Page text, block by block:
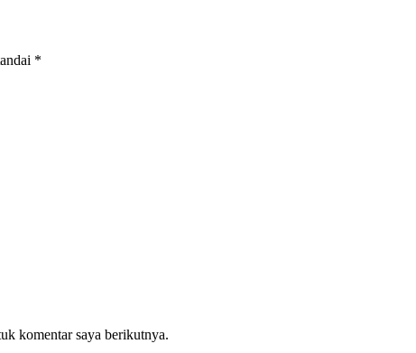
*
komentar saya berikutnya.